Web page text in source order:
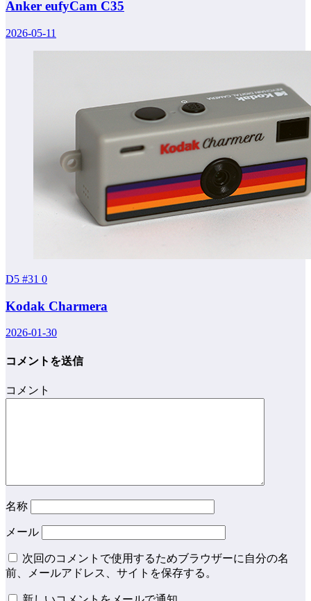
Anker eufyCam C35
2026-05-11
D5 #31 0
Kodak Charmera
2026-01-30
コメントを送信
コメント
名称
メール
次回のコメントで使用するためブラウザーに自分の名
前、メールアドレス、サイトを保存する。